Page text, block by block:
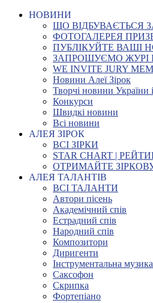
НОВИНИ
ЩО ВІДБУВАЄТЬСЯ
ФОТОГАЛЕРЕЯ
ПУБЛІКУЙТЕ ВАШІ
ЗАПРОШУЄМО ЖУРІ
WE INVITE JURY
Новини Алеї Зірок
Творчі новини України
Конкурси
Швидкі новини
Всі новини
АЛЕЯ ЗІРОК
ВСІ ЗІРКИ
STAR CHART |
ОТРИМАЙТЕ
АЛЕЯ ТАЛАНТІВ
ВСІ ТАЛАНТИ
Автори пісень
Академічний спів
Естрадний спів
Народний спів
Композитори
Диригенти
Інструментальна музика
Саксофон
Скрипка
Фортепіано